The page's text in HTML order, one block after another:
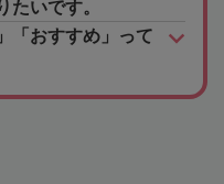
たいです。
「おすすめ」って